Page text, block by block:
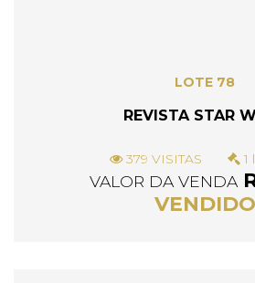
LOTE 78
REVISTA STAR
379 VISITAS 1
VALOR DA VENDA
VENDIDO